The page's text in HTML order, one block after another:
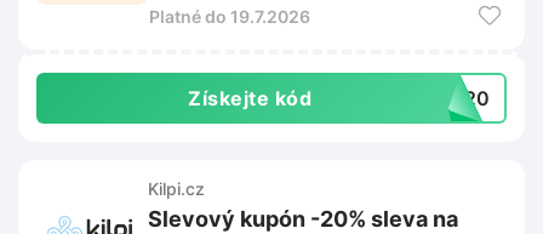
Platné do 19.7.2026
Získejte kód RA20
Kilpi.cz
Slevový kupón -20% sleva na